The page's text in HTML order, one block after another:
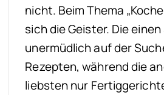
nicht. Beim Thema
sich die Geister. Die einen
unermüdlich auf der
Rezepten, während die
liebsten nur